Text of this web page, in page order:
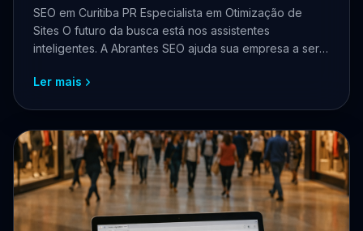
SEO em Curitiba PR Especialista em Otimização de
Sites O futuro da busca está nos assistentes
inteligentes. A Abrantes SEO ajuda sua empresa a ser
Ler mais